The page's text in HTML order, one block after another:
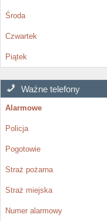
Środa
Czwartek
Piątek
Ważne telefony
Alarmowe
Policja
Pogotowie
Straż pożarna
Straż miejska
Numer alarmowy